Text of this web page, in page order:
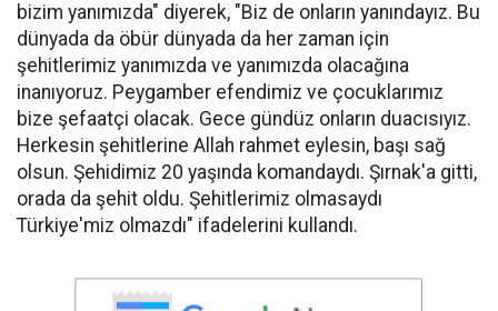
bizim yanımızda" diyerek, "Biz de onların yanındayız. Bu
dünyada da öbür dünyada da her zaman için
şehitlerimiz yanımızda ve yanımızda olacağına
inanıyoruz. Peygamber efendimiz ve çocuklarımız
bize şefaatçi olacak. Gece gündüz onların duacısıyız.
Herkesin şehitlerine Allah rahmet eylesin, başı sağ
olsun. Şehidimiz 20 yaşında komandaydı. Şırnak'a gitti,
orada da şehit oldu. Şehitlerimiz olmasaydı
Türkiye'miz olmazdı" ifadelerini kullandı.